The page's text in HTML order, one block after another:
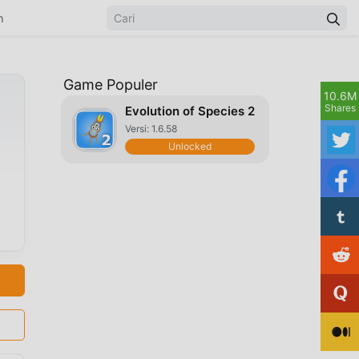
Game Populer
Evolution of Species 2
Versi: 1.6.58
Unlocked
10.6M
Shares